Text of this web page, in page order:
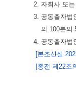
2. 자회사 또
3. 공동출자법
의 100분의
4. 공동출자법
[본조신설
[종전 제22조